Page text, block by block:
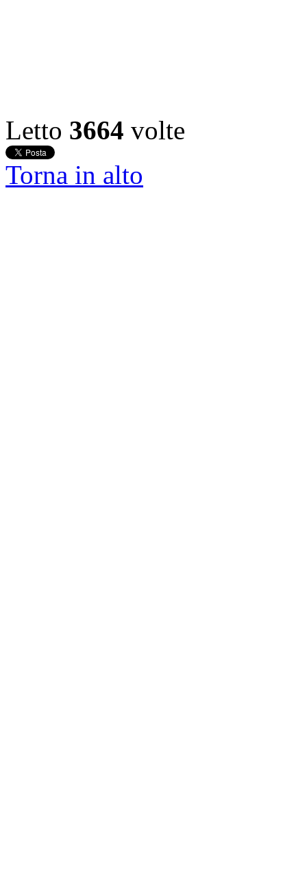
Letto 3664 volte
Torna in alto